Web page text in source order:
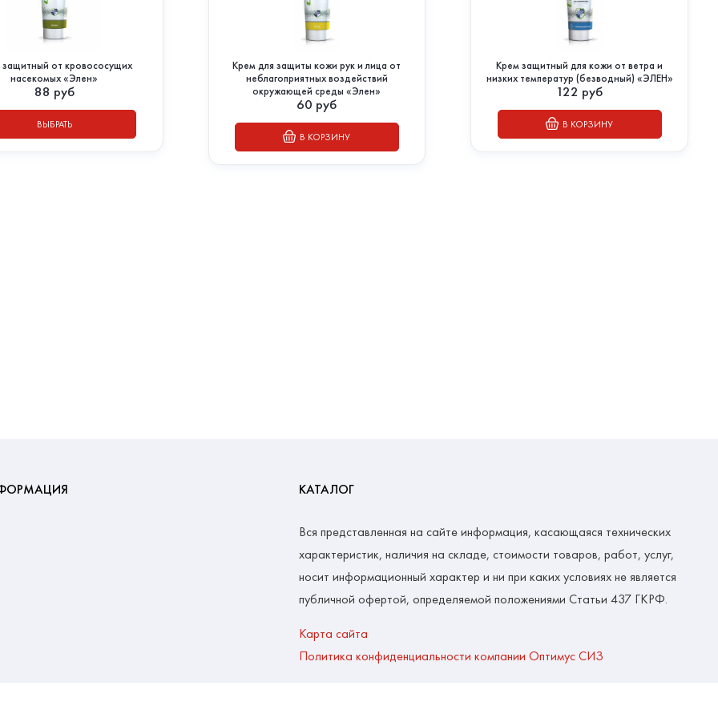
от кровососущих
насекомых «Элен»
88 руб
ВЫБРАТЬ
Крем для защиты кожи рук и лица от
неблагоприятных воздействий
окружающей среды «Элен»
60 руб
В КОРЗИНУ
Крем защитный для кожи от ветра и
низких температур (безводный) «ЭЛЕН»
122 руб
В КОРЗИНУ
КАТАЛОГ
Вся представленная на сайте информация, касающаяся технических
характеристик, наличия на складе, стоимости товаров, работ, услуг,
носит информационный характер и ни при каких условиях не является
публичной офертой, определяемой положениями Статьи 437 ГКРФ.
Карта сайта
Политика конфиденциальности компании Оптимус СИЗ